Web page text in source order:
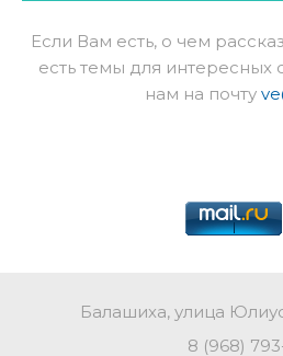
Если Вам есть, о чем
есть темы для интересных
нам на почту
Балашиха, улица
8 (968)